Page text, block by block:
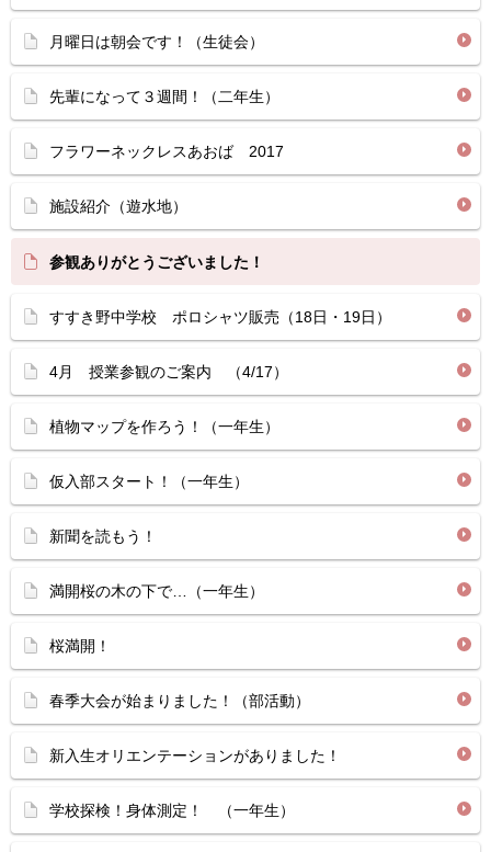
月曜日は朝会です！（生徒会）
先輩になって３週間！（二年生）
フラワーネックレスあおば 2017
施設紹介（遊水地）
参観ありがとうございました！
すすき野中学校 ポロシャツ販売（18日・19日）
4月 授業参観のご案内 （4/17）
植物マップを作ろう！（一年生）
仮入部スタート！（一年生）
新聞を読もう！
満開桜の木の下で…（一年生）
桜満開！
春季大会が始まりました！（部活動）
新入生オリエンテーションがありました！
学校探検！身体測定！ （一年生）